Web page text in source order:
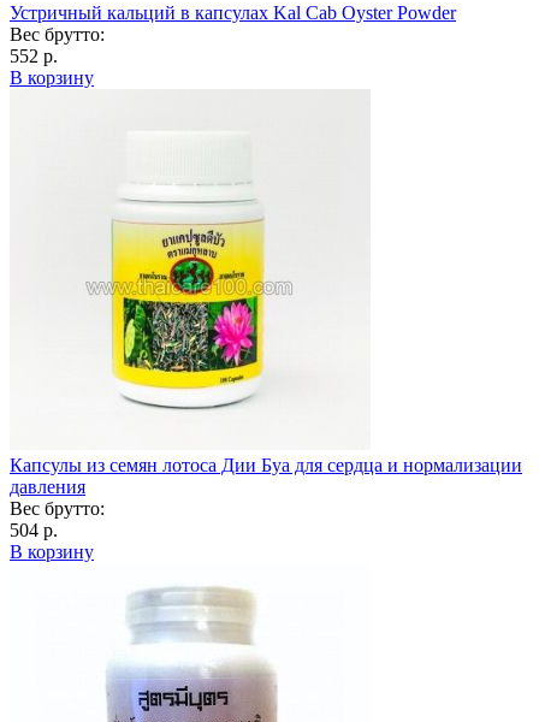
Устричный кальций в капсулах Kal Cab Oyster Powder
Вес брутто:
552 р.
В корзину
Капсулы из семян лотоса Дии Буа для сердца и нормализации
давления
Вес брутто:
504 р.
В корзину